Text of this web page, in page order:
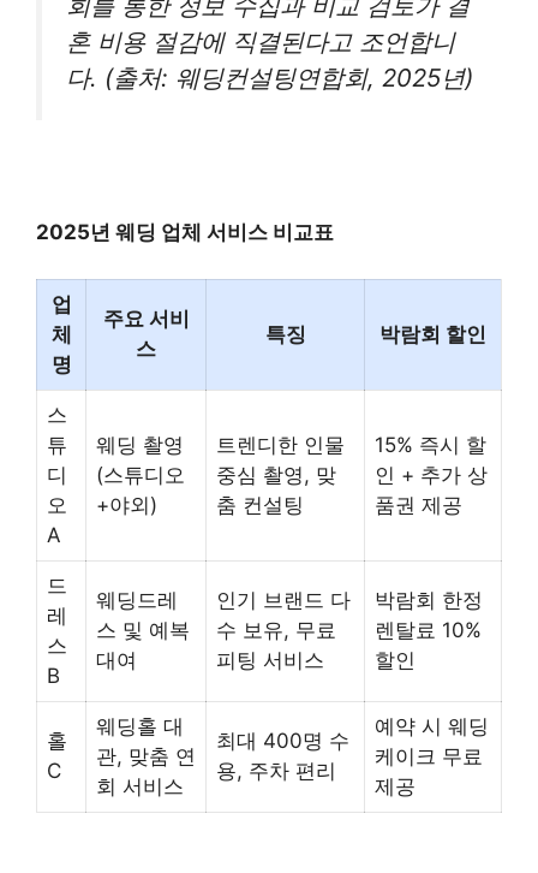
혼 비용 절감에 직결된다고 조언합니
다. (출처: 웨딩컨설팅연합회, 2025년)
2025년 웨딩 업체 서비스 비교표
업
체
명
주요 서비
스
특징 박람회 할인
스
튜
디
오
A
웨딩 촬영
(스튜디오
+야외)
트렌디한 인물
중심 촬영, 맞
춤 컨설팅
15% 즉시 할
인 + 추가 상
품권 제공
드
레
스
B
웨딩드레
스 및 예복
대여
인기 브랜드 다
수 보유, 무료
피팅 서비스
박람회 한정
렌탈료 10%
할인
홀
C
웨딩홀 대
관, 맞춤 연
회 서비스
최대 400명 수
용, 주차 편리
예약 시 웨딩
케이크 무료
제공